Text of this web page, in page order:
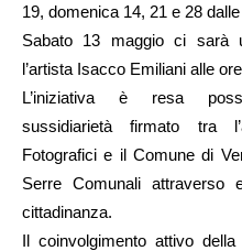
19, domenica 14, 21 e 28
Sabato 13 maggio ci sarà
l’artista Isacco Emiliani alle
L’iniziativa è resa
sussidiarietà firmato tra
Fotografici e il Comune di
Serre Comunali attraverso
cittadinanza.
Il coinvolgimento attivo